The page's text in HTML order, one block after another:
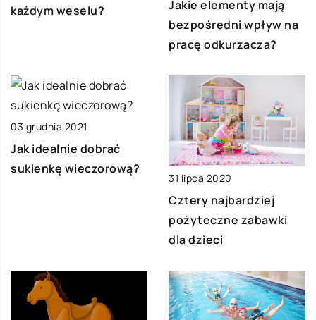
każdym weselu?
Jakie elementy mają
bezpośredni wpływ na
pracę odkurzacza?
03 grudnia 2021
Jak idealnie dobrać
sukienkę wieczorową?
31 lipca 2020
Cztery najbardziej
pożyteczne zabawki
dla dzieci